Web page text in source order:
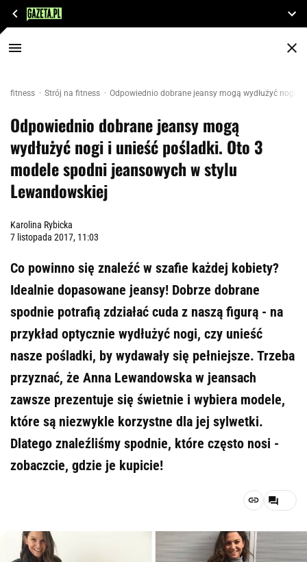
fitness Strój na fitness Odpowiednio dobrane jeansy mogą wydłużyć nogi i
Odpowiednio dobrane jeansy mogą
wydłużyć nogi i unieść pośladki. Oto 3
modele spodni jeansowych w stylu
Lewandowskiej
Karolina Rybicka
7 listopada 2017, 11:03
Co powinno się znaleźć w szafie każdej kobiety?
Idealnie dopasowane jeansy! Dobrze dobrane
spodnie potrafią zdziałać cuda z naszą figurą - na
przykład optycznie wydłużyć nogi, czy unieść
nasze pośladki, by wydawały się pełniejsze. Trzeba
przyznać, że Anna Lewandowska w jeansach
zawsze prezentuje się świetnie i wybiera modele,
które są niezwykle korzystne dla jej sylwetki.
Dlatego znaleźliśmy spodnie, które często nosi -
zobaczcie, gdzie je kupicie!